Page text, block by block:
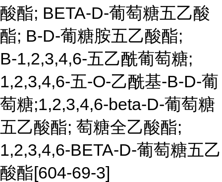
酸酯; BETA-D-葡萄糖五乙酸
酯; B-D-葡糖胺五乙酸酯;
Β-1,2,3,4,6-五乙酰葡萄糖;
1,2,3,4,6-五-O-乙酰基-Β-D-葡
萄糖;1,2,3,4,6-beta-D-葡萄糖
五乙酸酯; 萄糖全乙酸酯;
1,2,3,4,6-BETA-D-葡萄糖五乙
酸酯[604-69-3]